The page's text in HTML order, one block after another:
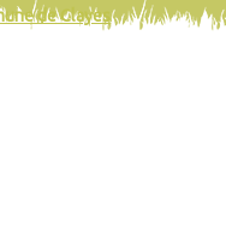
de Clayes